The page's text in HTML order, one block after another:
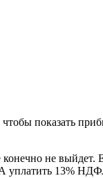
показать
не выйдет.
уплатить 13%